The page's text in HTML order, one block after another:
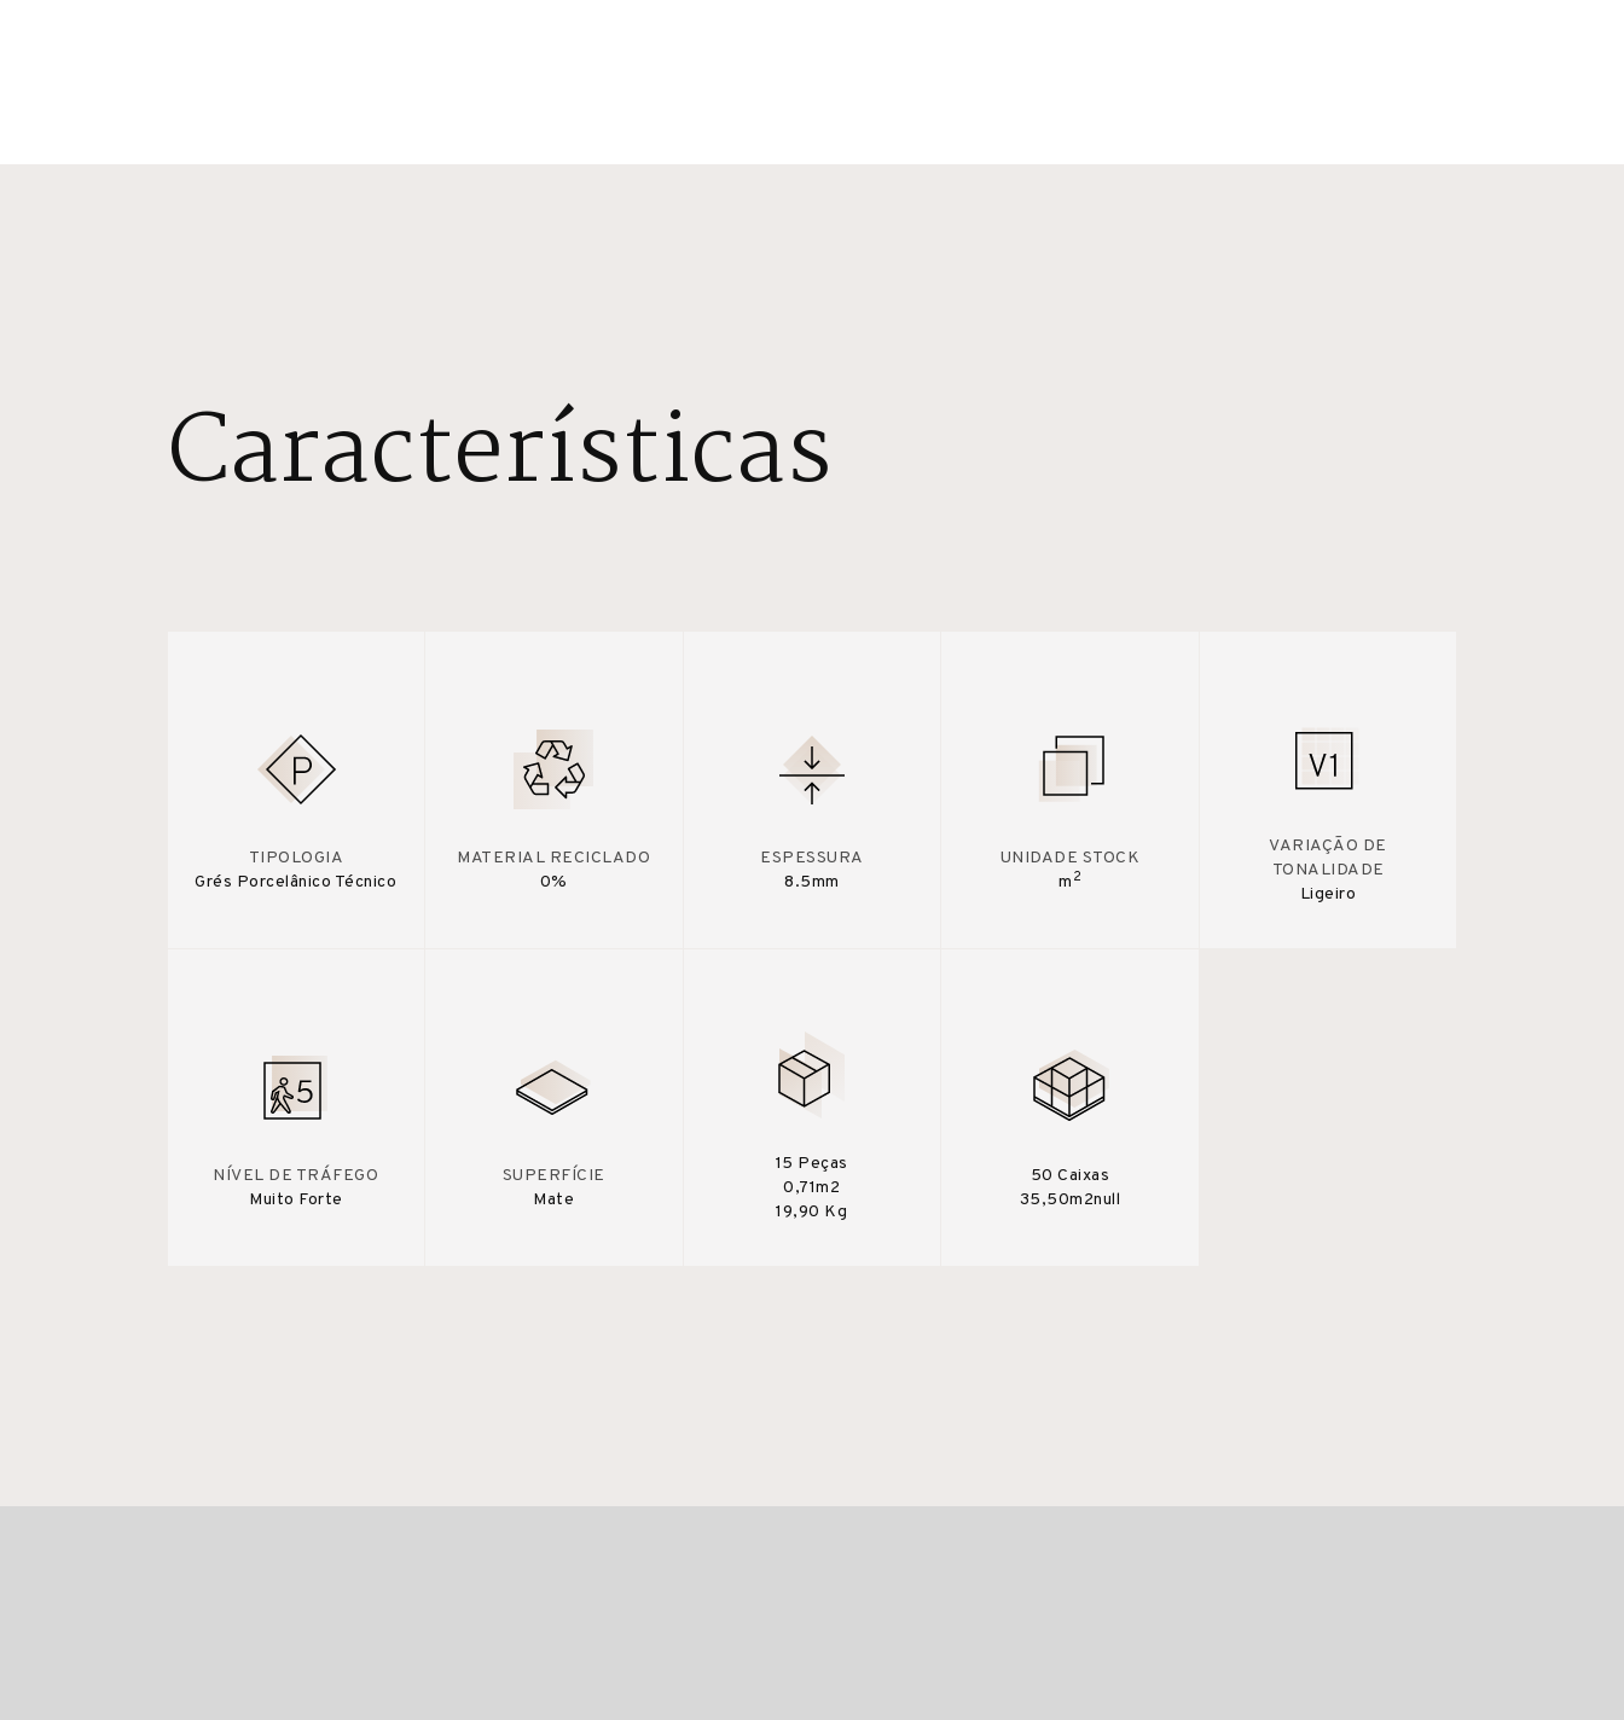
Características
TIPOLOGIA
Grés Porcelânico Técnico
MATERIAL RECICLADO
0%
ESPESSURA
8.5mm
UNIDADE STOCK
m 2
VARIAÇÃO DE
TONALIDADE
Ligeiro
NÍVEL DE TRÁFEGO
Muito Forte
SUPERFÍCIE
Mate
15 Peças
0,71m2
19,90 Kg
50 Caixas
35,50m2null